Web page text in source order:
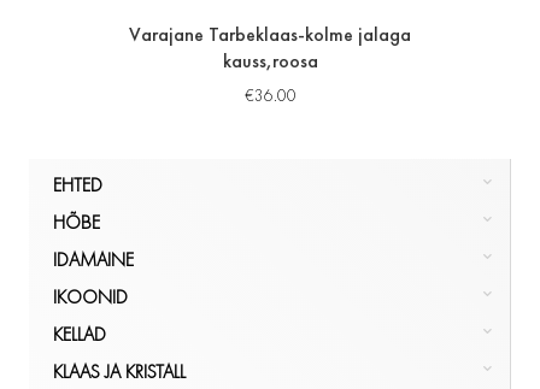
EHTED
HÕBE
KULD
MUU
KÕIKEHTED
HÕBE
NÕUD, POKAALID
PITSID, TOPSID
SERVIISID
SÖÖGIRIISTAD
IDAMAINE
LUUST JA ELEVANDILUUST
KÕIKIDAMAINE
IKOONID
IKOONILAMBID
KÕIKIKOONID
KELLAD
KÄEKELLAD
KLAAS JA KRISTALL
Varajane Tarbeklaas-kolme jalaga
kauss,roosa
€36.00